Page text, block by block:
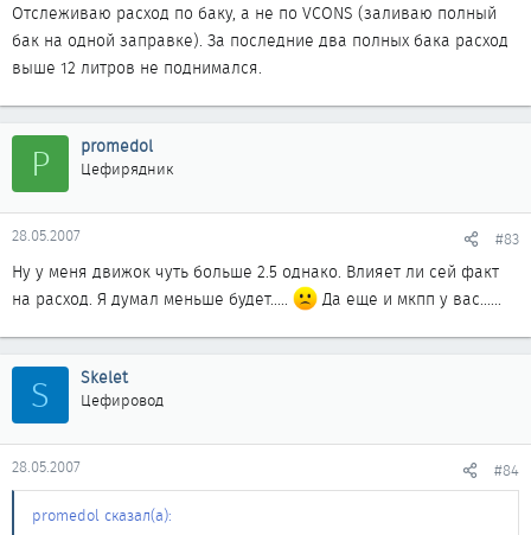
Отслеживаю расход по баку, а не по VCONS (заливаю полный
бак на одной заправке). За последние два полных бака расход
выше 12 литров не поднимался.
P promedol
Цефирядник
28.05.2007 #83
Ну у меня движок чуть больше 2.5 однако. Влияет ли сей факт
на расход. Я думал меньше будет.....
Да еще и мкпп у вас......
S Skelet
Цефировод
28.05.2007 #84
promedol сказал(а):